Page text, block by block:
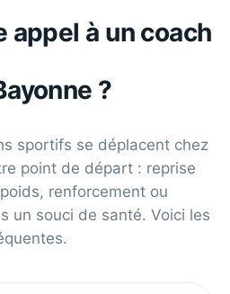
appel à un coach
?
sportifs se déplacent chez
point de départ : reprise
renforcement ou
un souci de santé. Voici les